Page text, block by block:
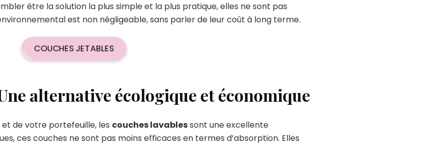
être la solution la plus simple et la plus pratique, elles ne sont pas
est non négligeable, sans parler de leur coût à long terme.
COUCHES JETABLES
alternative écologique et économique
et de votre portefeuille, les couches lavablessont une excellente
ces couches ne sont pas moins efficaces en termes d’absorption. Elles